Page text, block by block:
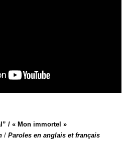
/ « Mon immortel »
/ Paroles en anglais et français